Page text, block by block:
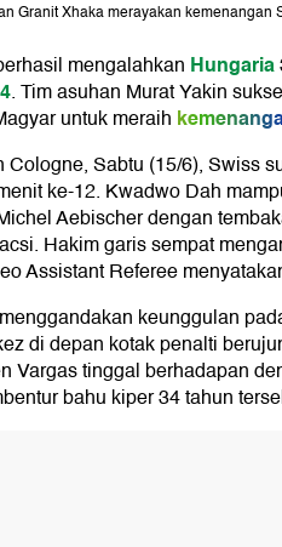
Granit Xhaka merayakan kemenangan
mengalahkan Hungaria
. Tim asuhan Murat Yakin
untuk meraih
Cologne, Sabtu (15/6), Swiss
ke-12. Kwadwo Dah
Aebischer dengan
Hakim garis sempat
Assistant Referee
keunggulan
di depan kotak penalti
Vargas tinggal berhadapan
bahu kiper 34 tahun